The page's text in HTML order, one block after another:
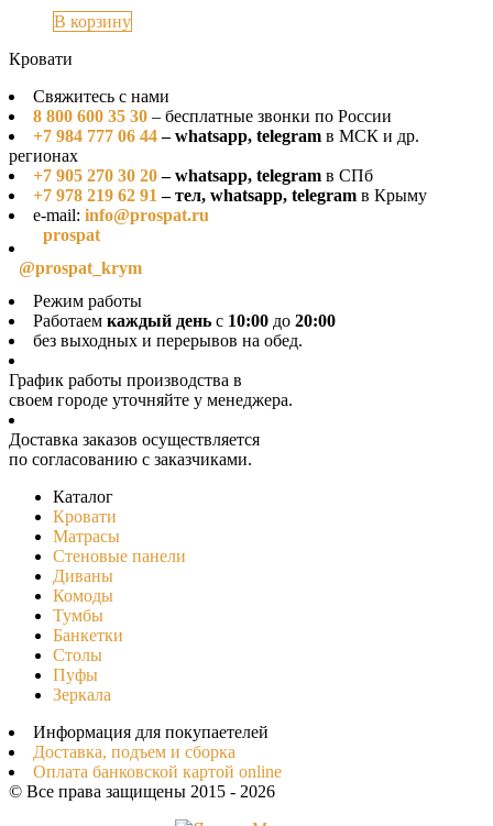
В корзину
Кровати
Свяжитесь с нами
8 800 600 35 30 – бесплатные звонки по России
+7 984 777 06 44– whatsapp, telegram в МСК и др.
регионах
+7 905 270 30 20– whatsapp, telegram в СПб
+7 978 219 62 91 – тел, whatsapp, telegram в Крыму
e-mail: info@prospat.ru
prospat
@prospat_krym
Режим работы
Работаем каждый день с 10:00 до 20:00
без выходных и перерывов на обед.
График работы производства в
своeм городе уточняйте у менеджера.
Доставка заказов осуществляется
по согласованию с заказчиками.
Каталог
Кровати
Матрасы
Стеновые панели
Диваны
Комоды
Тумбы
Банкетки
Столы
Пуфы
Зеркала
Информация для покупаетелей
Доставка, подъем и сборка
Оплата банковской картой online
© Все права защищены 2015 - 2026